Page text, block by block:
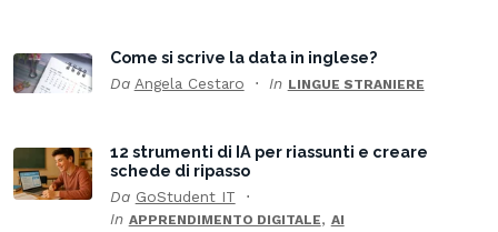
Come si scrive la data in inglese?
Da Angela Cestaro In LINGUE STRANIERE
12 strumenti di IA per riassunti e creare
schede di ripasso
Da GoStudent IT
In APPRENDIMENTO DIGITALE, AI